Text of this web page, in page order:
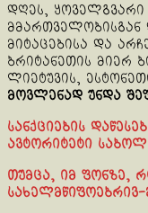
დღეს,
მმართველობისგან
მიტაცებისა და
ბრიტანეთის მიერ
ლიეტუვის,
მოვლენად უნდა
სანქციების
ავტორიტეტი
თუმცა, იმ ფონზე,